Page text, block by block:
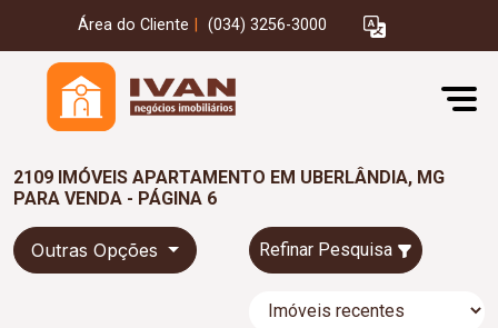
Área do Cliente (034) 3256-3000
2109 IMÓVEIS APARTAMENTO EM UBERLÂNDIA, MG
PARA VENDA - PÁGINA 6
Outras Opções Refinar Pesquisa